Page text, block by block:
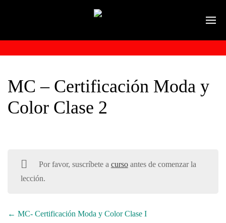
MC – Certificación Moda y
Color Clase 2
Por favor, suscríbete a cursoantes de comenzar la
lección.
MC- Certificación Moda y Color Clase I